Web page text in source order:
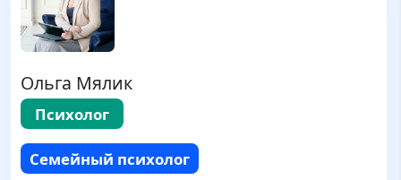
Ольга Мялик
Психолог
Семейный психолог